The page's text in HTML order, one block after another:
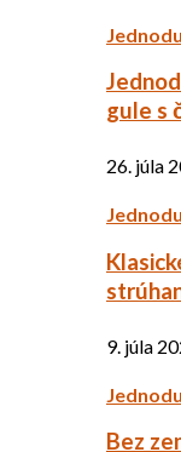
gule s
26. júla
9. júla
Bez